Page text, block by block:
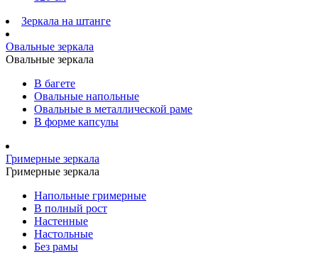
Зеркала на штанге
Овальные зеркала
Овальные зеркала
В багете
Овальные напольные
Овальные в металлической раме
В форме капсулы
Гримерные зеркала
Гримерные зеркала
Напольные гримерные
В полный рост
Настенные
Настольные
Без рамы